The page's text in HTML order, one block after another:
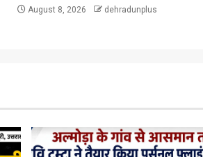
August 8, 2026 dehradunplus